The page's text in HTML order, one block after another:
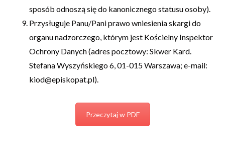
sposób odnoszą się do kanonicznego statusu osoby).
Przysługuje Panu/Pani prawo wniesienia skargi do
organu nadzorczego, którym jest Kościelny Inspektor
Ochrony Danych (adres pocztowy: Skwer Kard.
Stefana Wyszyńskiego 6, 01-015 Warszawa; e-mail:
kiod@episkopat.pl).
Przeczytaj w PDF